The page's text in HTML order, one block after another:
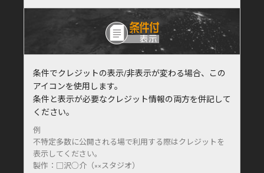
条件でクレジットの表示/非表示が変わる場合、この
アイコンを使用します。
条件と表示が必要なクレジット情報の両方を併記して
ください。
例
不特定多数に公開される場で利用する際はクレジットを
表示してください。
製作：□沢○介（××スタジオ）